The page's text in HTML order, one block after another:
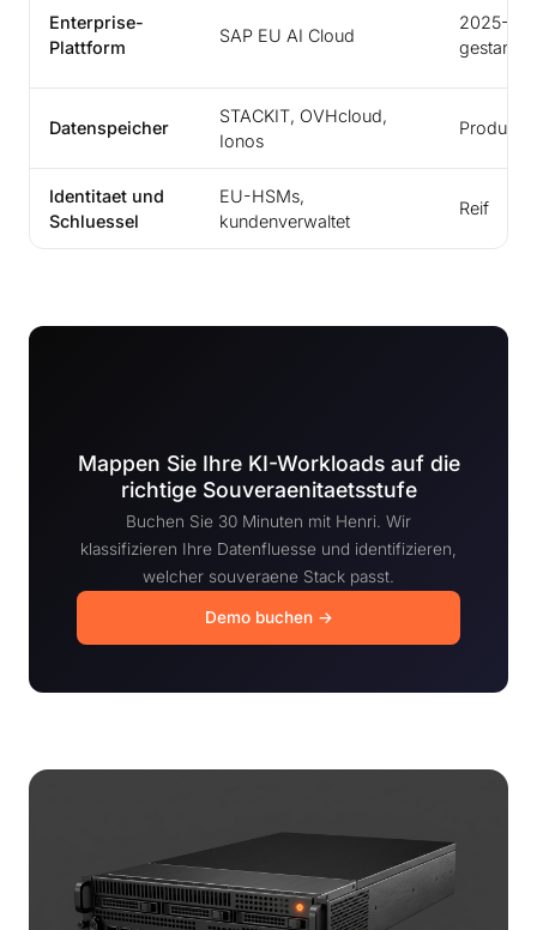
Enterprise-
Plattform
SAP EU AI Cloud
2025-
gestartet
Datenspeicher
STACKIT, OVHcloud,
Ionos
Identitaet und
Schluessel
EU-HSMs,
kundenverwaltet
Reif
Mappen Sie Ihre KI-Workloads auf die
richtige Souveraenitaetsstufe
Buchen Sie 30 Minuten mit Henri. Wir
klassifizieren Ihre Datenfluesse und identifizieren,
welcher souveraene Stack passt.
Demo buchen →